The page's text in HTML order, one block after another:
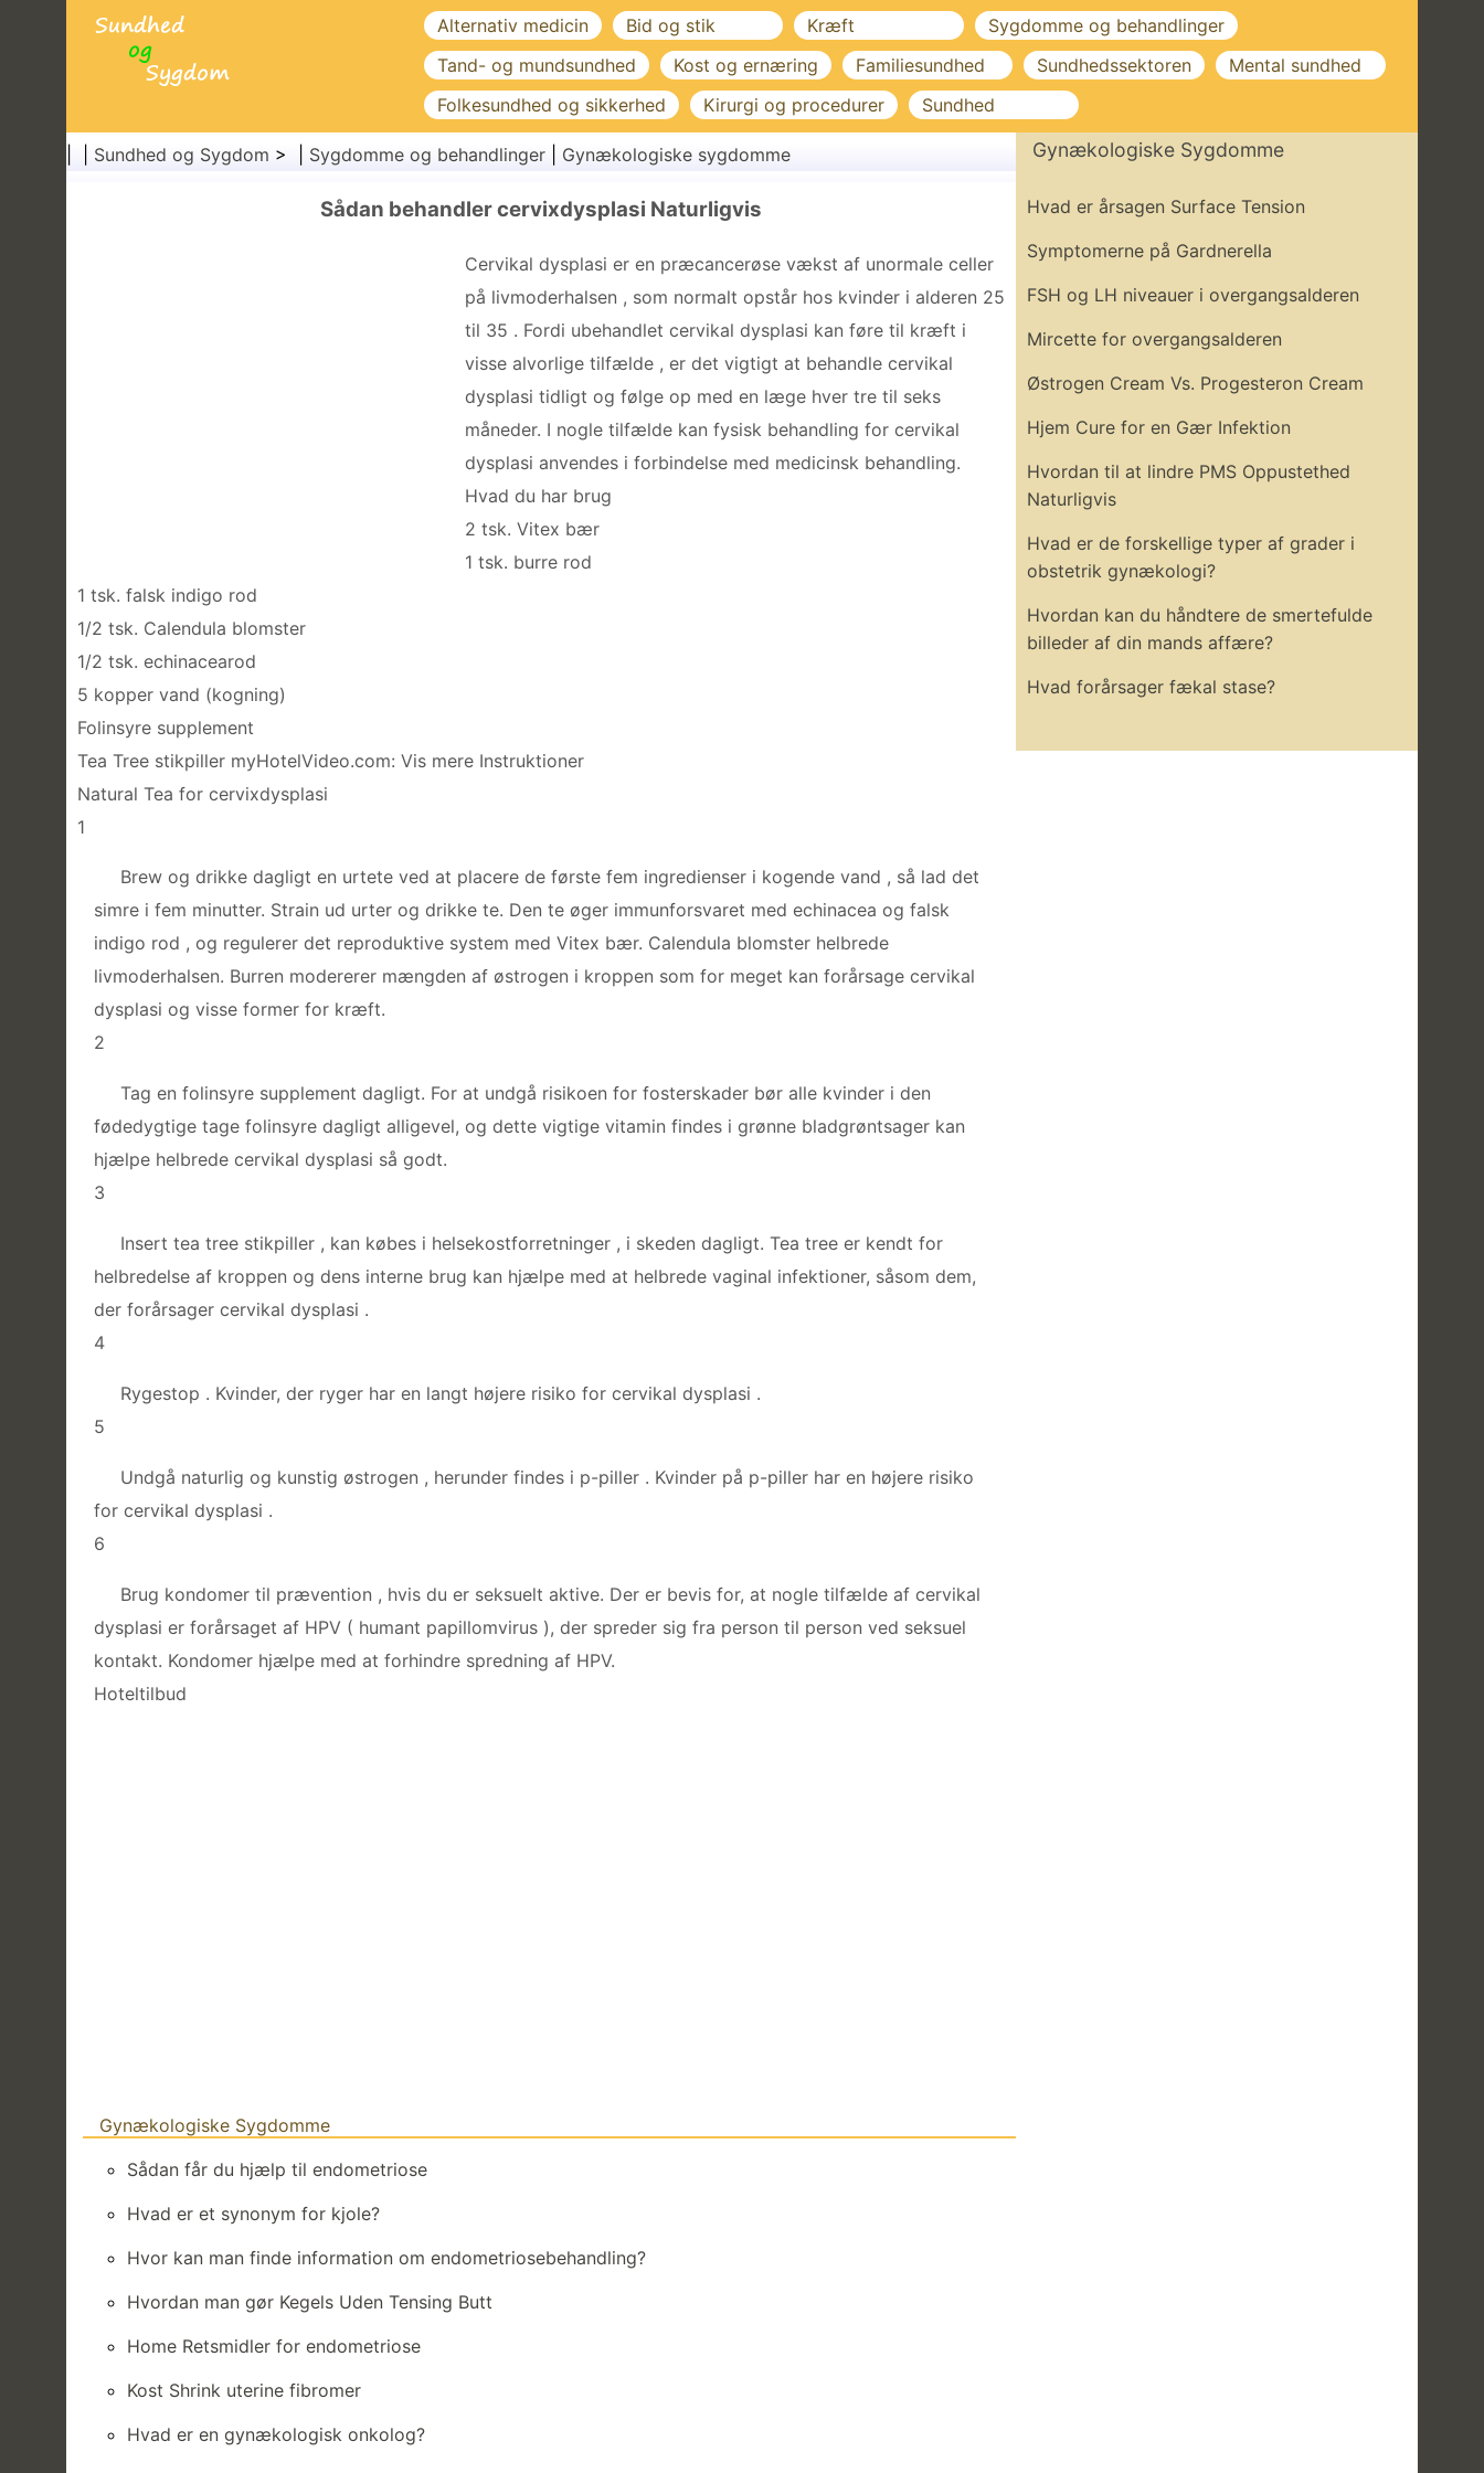
Alternativ medicin Bid og stik Kræft
Sygdomme og behandlinger
Tand- og mundsundhed
Kost og ernæring Familiesundhed Sundhedssektoren
Mental sundhed
Folkesundhed og sikkerhed
Kirurgi og procedurer Sundhed
Sundhed og Sygdom > | Sygdomme og behandlinger Gynækologiske sygdomme
Sådan behandler cervixdysplasi Naturligvis
Cervikal dysplasi er en præcancerøse vækst af unormale celler
på livmoderhalsen , som normalt opstår hos kvinder i alderen 25
til 35 . Fordi ubehandlet cervikal dysplasi kan føre til kræft i
visse alvorlige tilfælde , er det vigtigt at behandle cervikal
dysplasi tidligt og følge op med en læge hver tre til seks
måneder. I nogle tilfælde kan fysisk behandling for cervikal
dysplasi anvendes i forbindelse med medicinsk behandling.
Hvad du har brug
2 tsk. Vitex bær
1 tsk. burre rod
1 tsk. falsk indigo rod
1/2 tsk. Calendula blomster
1/2 tsk. echinacearod
5 kopper vand (kogning)
Folinsyre supplement
Tea Tree stikpiller myHotelVideo.com: Vis mere Instruktioner
Natural Tea for cervixdysplasi
1
Brew og drikke dagligt en urtete ved at placere de første fem ingredienser i kogende vand , så lad det
simre i fem minutter. Strain ud urter og drikke te. Den te øger immunforsvaret med echinacea og falsk
indigo rod , og regulerer det reproduktive system med Vitex bær. Calendula blomster helbrede
livmoderhalsen. Burren modererer mængden af ​​østrogen i kroppen som for meget kan forårsage cervikal
dysplasi og visse former for kræft.
2
Tag en folinsyre supplement dagligt. For at undgå risikoen for fosterskader bør alle kvinder i den
fødedygtige tage folinsyre dagligt alligevel, og dette vigtige vitamin findes i grønne bladgrøntsager kan
hjælpe helbrede cervikal dysplasi så godt.
3
Insert tea tree stikpiller , kan købes i helsekostforretninger , i skeden dagligt. Tea tree er kendt for
helbredelse af kroppen og dens interne brug kan hjælpe med at helbrede vaginal infektioner, såsom dem,
der forårsager cervikal dysplasi .
4
Rygestop . Kvinder, der ryger har en langt højere risiko for cervikal dysplasi .
5
Undgå naturlig og kunstig østrogen , herunder findes i p-piller . Kvinder på p-piller har en højere risiko
for cervikal dysplasi .
6
Brug kondomer til prævention , hvis du er seksuelt aktive. Der er bevis for, at nogle tilfælde af cervikal
dysplasi er forårsaget af HPV ( humant papillomvirus ), der spreder sig fra person til person ved seksuel
kontakt. Kondomer hjælpe med at forhindre spredning af HPV.
Hoteltilbud
Gynækologiske Sygdomme
Sådan får du hjælp til endometriose
Hvad er et synonym for kjole?
Hvor kan man finde information om endometriosebehandling?
Hvordan man gør Kegels Uden Tensing Butt
Home Retsmidler for endometriose
Kost Shrink uterine fibromer
Hvad er en gynækologisk onkolog?
Gynækologiske Sygdomme
Hvad er årsagen Surface Tension
Symptomerne på Gardnerella
FSH og LH niveauer i overgangsalderen
Mircette for overgangsalderen
Østrogen Cream Vs. Progesteron Cream
Hjem Cure for en Gær Infektion
Hvordan til at lindre PMS Oppustethed
Naturligvis
Hvad er de forskellige typer af grader i
obstetrik gynækologi?
Hvordan kan du håndtere de smertefulde
billeder af din mands affære?
Hvad forårsager fækal stase?